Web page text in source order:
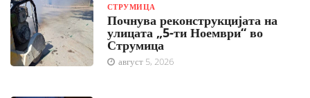
СТРУМИЦА
Почнува реконструкцијата на
улицата „5-ти Ноември“ во
Струмица
август 5, 2026